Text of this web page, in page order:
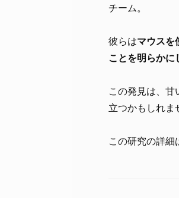
チーム。
彼らはマウスを
ことを明らかに
この発見は、
立つかもしれま
この研究の詳